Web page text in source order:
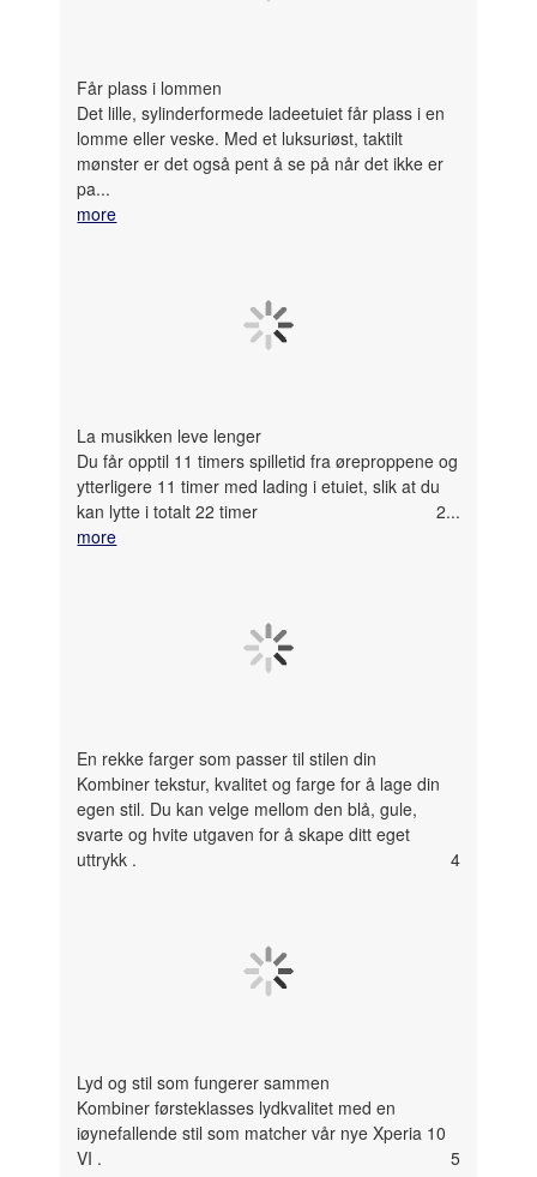
Får plass i lommen
Det lille, sylinderformede ladeetuiet får plass i en
lomme eller veske. Med et luksuriøst, taktilt
mønster er det også pent å se på når det ikke er
pa...
more
La musikken leve lenger
Du får opptil 11 timers spilletid fra øreproppene og
ytterligere 11 timer med lading i etuiet, slik at du
kan lytte i totalt 22 timer
2...
more
En rekke farger som passer til stilen din
Kombiner tekstur, kvalitet og farge for å lage din
egen stil. Du kan velge mellom den blå, gule,
svarte og hvite utgaven for å skape ditt eget
uttrykk
4
.
Lyd og stil som fungerer sammen
Kombiner førsteklasses lydkvalitet med en
iøynefallende stil som matcher vår nye Xperia 10
VI
5
.